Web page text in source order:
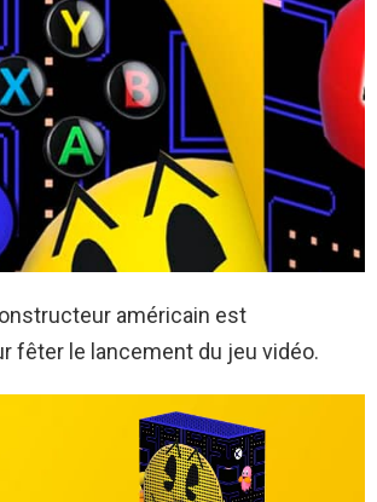
américain est
fêter le lancement du jeu vidéo.